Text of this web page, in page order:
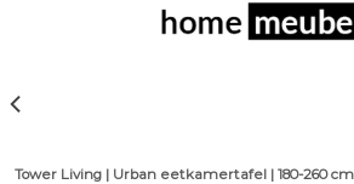
Tower Living | Urban eetkamertafel | 180-260 cm